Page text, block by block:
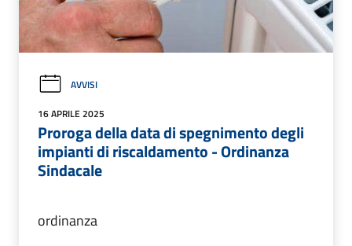
AVVISI
16 APRILE 2025
Proroga della data di spegnimento degli
impianti di riscaldamento - Ordinanza
Sindacale
ordinanza